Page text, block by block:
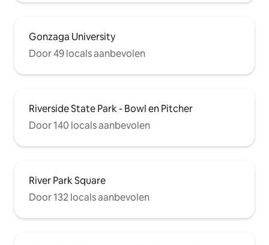
Gonzaga University
Door 49 locals aanbevolen
Riverside State Park - Bowl en Pitcher
Door 140 locals aanbevolen
River Park Square
Door 132 locals aanbevolen